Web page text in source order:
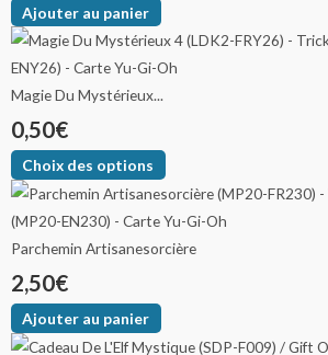
Ajouter au panier
Magie Du Mystérieux...
0,50€
Choix des options
Parchemin Artisanesorcière
2,50€
Ajouter au panier